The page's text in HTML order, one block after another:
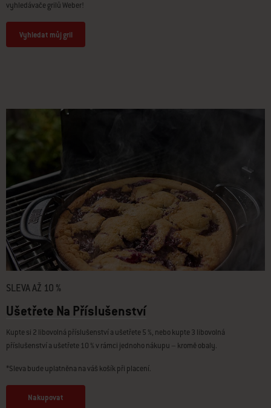
vyhledávače grilů Weber!
Vyhledat můj gril
SLEVA AŽ 10 %
Ušetřete Na Příslušenství
Kupte si 2 libovolná příslušenství a ušetřete 5 %, nebo kupte 3 libovolná
příslušenství a ušetřete 10 % v rámci jednoho nákupu – kromě obaly.
*Sleva bude uplatněna na váš košík při placení.
Nakupovat